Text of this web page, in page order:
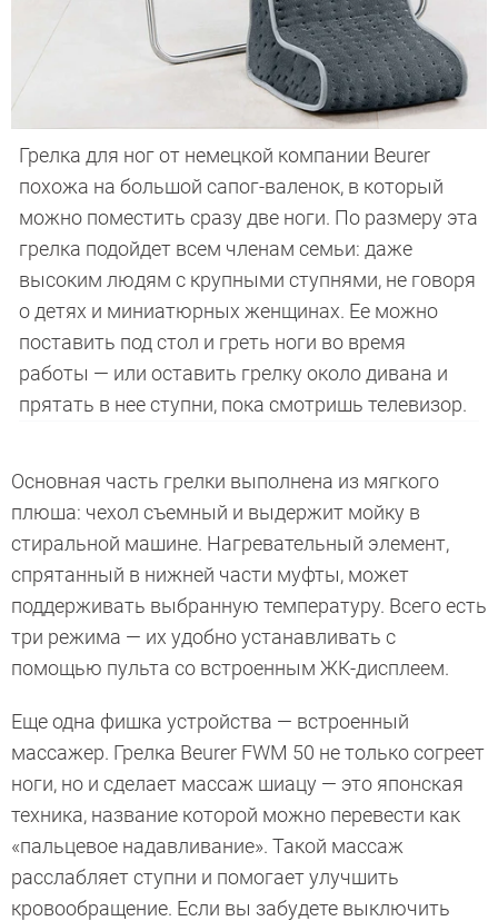
Грелка для ног от немецкой компании Beurer
похожа на большой сапог-валенок, в который
можно поместить сразу две ноги. По размеру эта
грелка подойдет всем членам семьи: даже
высоким людям с крупными ступнями, не говоря
о детях и миниатюрных женщинах. Ее можно
поставить под стол и греть ноги во время
работы — или оставить грелку около дивана и
прятать в нее ступни, пока смотришь телевизор.
Основная часть грелки выполнена из мягкого
плюша: чехол съемный и выдержит мойку в
стиральной машине. Нагревательный элемент,
спрятанный в нижней части муфты, может
поддерживать выбранную температуру. Всего есть
три режима — их удобно устанавливать с
помощью пульта со встроенным ЖК-дисплеем.
Еще одна фишка устройства — встроенный
массажер. Грелка Beurer FWM 50 не только согреет
ноги, но и сделает массаж шиацу — это японская
техника, название которой можно перевести как
«пальцевое надавливание». Такой массаж
расслабляет ступни и помогает улучшить
кровообращение. Если вы забудете выключить